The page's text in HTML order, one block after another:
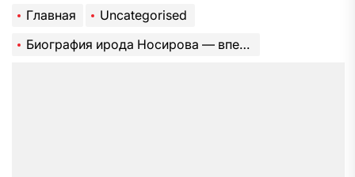
Главная
Uncategorised
Биография ирода Носирова — впечатляющая история жизни, невероятных достижений и захватывающих фактов